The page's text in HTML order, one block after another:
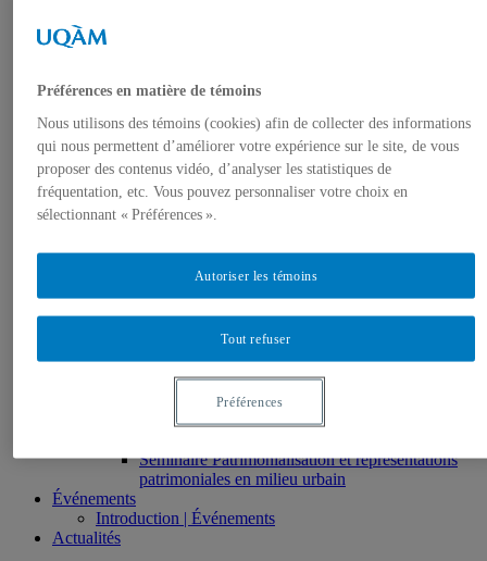
Histoire de l’art
gestion en patrimoine
Stages
Archives
MDT8001 – Épistémologie des études
touristiques
MDT8101 – Culture et tourisme
MSL9005 – La patrimonialisation
EUR8216 – Méthodes d’analyse du cadre bâti
EUR8460 – Patrimoine et requalification des
espaces urbains
EUR8511 – Patrimoine et développement local
EUT1065 – Gestion et valorisation du patrimoine
urbain
Séminaire d’exploration en études urbaines –
Patrimonialisation et représentations
Séminaire Patrimonialisation et représentations
patrimoniales en milieu urbain
Événements
Introduction | Événements
Actualités
Préférences en matière de témoins
Nous utilisons des témoins (cookies) afin de collecter des informations
qui nous permettent d’améliorer votre expérience sur le site, de vous
proposer des contenus vidéo, d’analyser les statistiques de
fréquentation, etc. Vous pouvez personnaliser votre choix en
sélectionnant « Préférences ».
Tout refuser
Autoriser les témoins
Préférences